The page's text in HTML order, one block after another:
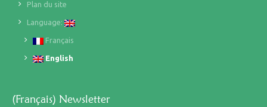
Plan du site
Language:
Français
English
(Français) Newsletter